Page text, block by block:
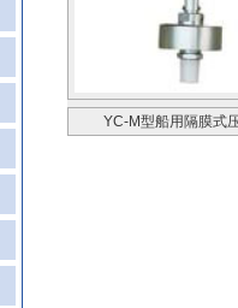
YC-M型船用隔膜式